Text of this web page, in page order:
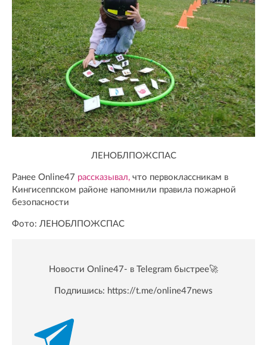
ЛЕНОБЛПОЖСПАС
Ранее Online47 рассказывал, что первоклассникам в
Кингисеппском районе напомнили правила пожарной
безопасности
Фото: ЛЕНОБЛПОЖСПАС
Новости Online47- в Telegram быстрее🚀
Подпишись: https://t.me/online47news